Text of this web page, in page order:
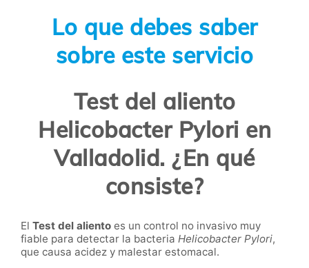
Lo que debes saber
sobre este servicio
Test del aliento
Helicobacter Pylori en
Valladolid. ¿En qué
consiste?
El Test del aliento es un control no invasivo muy
fiable para detectar la bacteria Helicobacter Pylori,
que causa acidez y malestar estomacal.